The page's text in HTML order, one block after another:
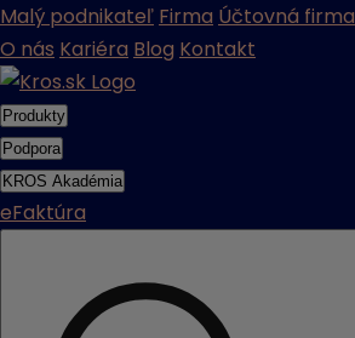
Malý podnikateľ Firma Účtovná firma
O nás Kariéra Blog Kontakt
Produkty
Podpora
KROS Akadémia
eFaktúra